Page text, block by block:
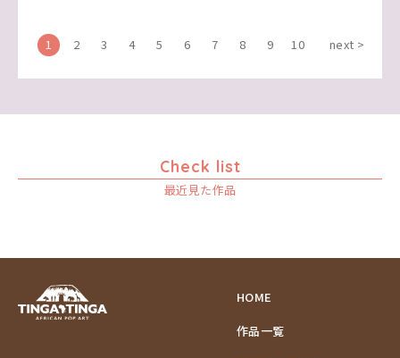
1 2 3 4 5 6 7 8 9 10 next >
Check list
最近見た作品
HOME
作品一覧